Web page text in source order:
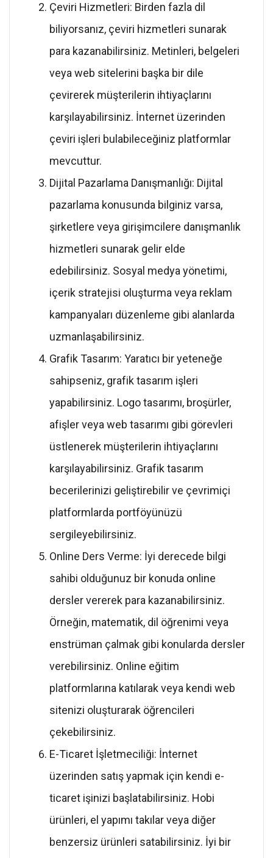
Çeviri Hizmetleri: Birden fazla dil
biliyorsanız, çeviri hizmetleri sunarak
para kazanabilirsiniz. Metinleri, belgeleri
veya web sitelerini başka bir dile
çevirerek müşterilerin ihtiyaçlarını
karşılayabilirsiniz. İnternet üzerinden
çeviri işleri bulabileceğiniz platformlar
mevcuttur.
Dijital Pazarlama Danışmanlığı: Dijital
pazarlama konusunda bilginiz varsa,
şirketlere veya girişimcilere danışmanlık
hizmetleri sunarak gelir elde
edebilirsiniz. Sosyal medya yönetimi,
içerik stratejisi oluşturma veya reklam
kampanyaları düzenleme gibi alanlarda
uzmanlaşabilirsiniz.
Grafik Tasarım: Yaratıcı bir yeteneğe
sahipseniz, grafik tasarım işleri
yapabilirsiniz. Logo tasarımı, broşürler,
afişler veya web tasarımı gibi görevleri
üstlenerek müşterilerin ihtiyaçlarını
karşılayabilirsiniz. Grafik tasarım
becerilerinizi geliştirebilir ve çevrimiçi
platformlarda portföyünüzü
sergileyebilirsiniz.
Online Ders Verme: İyi derecede bilgi
sahibi olduğunuz bir konuda online
dersler vererek para kazanabilirsiniz.
Örneğin, matematik, dil öğrenimi veya
enstrüman çalmak gibi konularda dersler
verebilirsiniz. Online eğitim
platformlarına katılarak veya kendi web
sitenizi oluşturarak öğrencileri
çekebilirsiniz.
E-Ticaret İşletmeciliği: İnternet
üzerinden satış yapmak için kendi e-
ticaret işinizi başlatabilirsiniz. Hobi
ürünleri, el yapımı takılar veya diğer
benzersiz ürünleri satabilirsiniz. İyi bir